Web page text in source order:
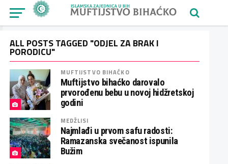
ALL POSTS TAGGED "ODJEL ZA BRAK I
PORODICU"
MUFTIJSTVO BIHAĆKO
Muftijstvo bihaćko darovalo
prvorođenu bebu u novoj hidžretskoj
godini
MEDŽLISI
Najmlađi u prvom safu radosti:
Ramazanska svečanost ispunila
Bužim